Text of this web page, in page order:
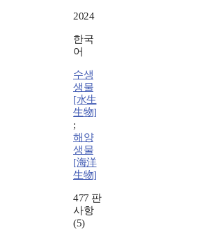
2024
한국
어
수생
생물
[水生
生物]
;
해양
생물
[海洋
生物]
477 판
사항
(5)